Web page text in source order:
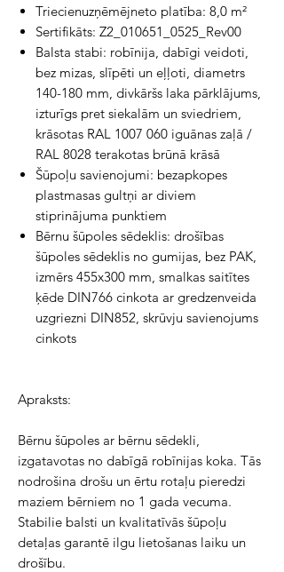
Triecienuzņēmējneto platība: 8,0 m²
Sertifikāts: Z2_010651_0525_Rev00
Balsta stabi: robīnija, dabīgi veidoti,
bez mizas, slīpēti un eļļoti, diametrs
140-180 mm, divkāršs laka pārklājums,
izturīgs pret siekalām un sviedriem,
krāsotas RAL 1007 060 iguānas zaļā /
RAL 8028 terakotas brūnā krāsā
Šūpoļu savienojumi: bezapkopes
plastmasas gultņi ar diviem
stiprinājuma punktiem
Bērnu šūpoles sēdeklis: drošības
šūpoles sēdeklis no gumijas, bez PAK,
izmērs 455x300 mm, smalkas saitītes
ķēde DIN766 cinkota ar gredzenveida
uzgriezni DIN852, skrūvju savienojums
cinkots
Apraksts:
Bērnu šūpoles ar bērnu sēdekli,
izgatavotas no dabīgā robīnijas koka. Tās
nodrošina drošu un ērtu rotaļu pieredzi
maziem bērniem no 1 gada vecuma.
Stabilie balsti un kvalitatīvās šūpoļu
detaļas garantē ilgu lietošanas laiku un
drošību.